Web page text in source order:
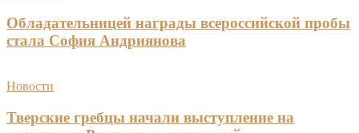
Обладательницей награды всероссийской пробы
стала София Андриянова
Новости
Тверские гребцы начали выступление на